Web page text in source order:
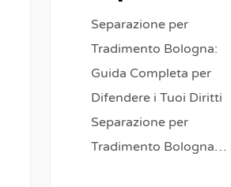
Separazione per
Tradimento Bologna:
Guida Completa per
Difendere i Tuoi Diritti
Separazione per
Tradimento Bologna…